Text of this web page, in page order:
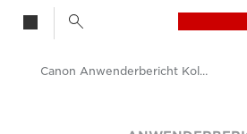
Canon Anwenderbericht Kolumbus